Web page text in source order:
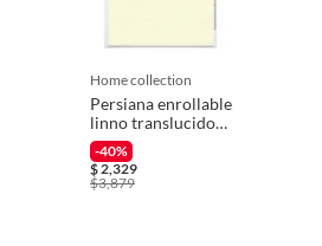
home collection
Persiana enrollable
linno translucido
crema
2.20mx1.60m
-40%
$2,329
$3,879